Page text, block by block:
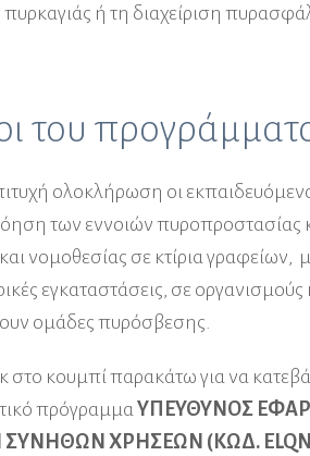
ή τη διαχείριση
του
ολοκλήρωση οι
των εννοιών πυροπροστασίας
νομοθεσίας σε κτίρια γραφείων,
εγκαταστάσεις, σε
ομάδες πυρόσβεσης.
στο κουμπί παρακάτω για να
πρόγραμμα ΥΠΕΥΘΥΝΟΣ
ΣΥΝΗΘΩΝ ΧΡΗΣΕΩΝ (ΚΩΔ.